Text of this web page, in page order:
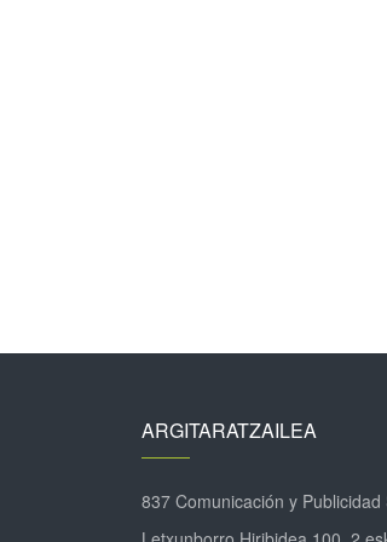
ARGITARATZAILEA
837 Comunicación y Publicidad